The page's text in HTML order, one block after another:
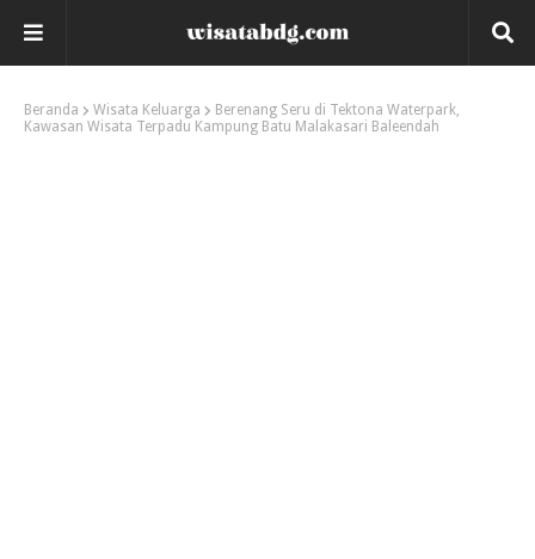
Beranda Wisata Keluarga
Berenang Seru di Tektona Waterpark,
Kawasan Wisata Terpadu Kampung Batu Malakasari Baleendah